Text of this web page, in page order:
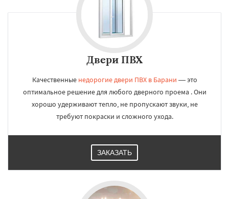
Двери ПВХ
Качественные недорогие двери ПВХ в Барани — это
оптимальное решение для любого дверного проема . Они
хорошо удерживают тепло, не пропускают звуки, не
требуют покраски и сложного ухода.
ЗАКАЗАТЬ